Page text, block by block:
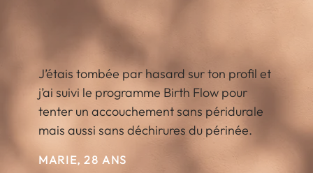
J’étais tombée par hasard sur ton profil et
j’ai suivi le programme Birth Flow pour
tenter un accouchement sans péridurale
mais aussi sans déchirures du périnée.
MARIE, 28 ANS